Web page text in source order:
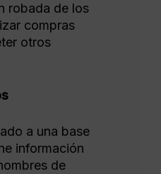
robada de los
compras
otros
a una base
información
de